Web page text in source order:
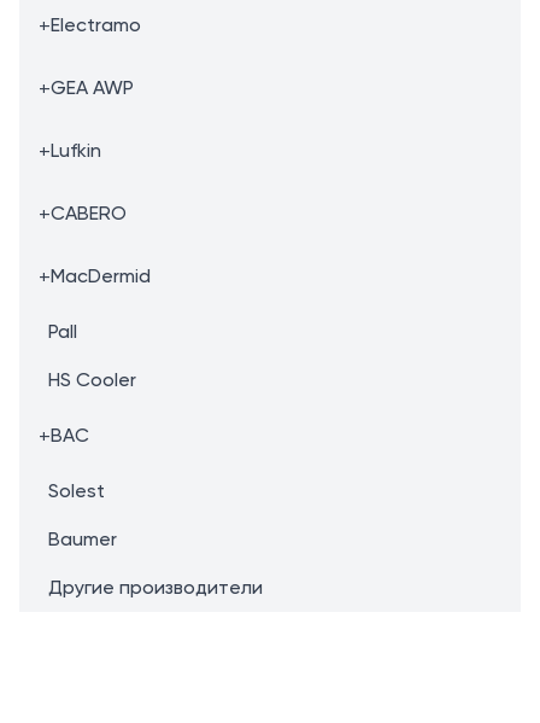
+Electramo
+GEA AWP
+Lufkin
+CABERO
+MacDermid
Pall
HS Cooler
+BAC
Solest
Baumer
Другие производители